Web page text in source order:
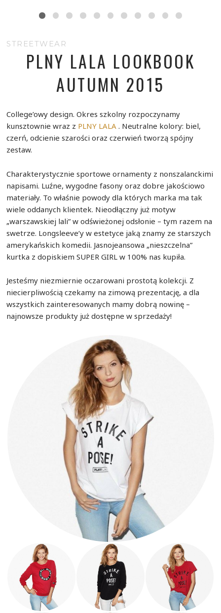
STREETWEAR
PLNY LALA LOOKBOOK
AUTUMN 2015
College’owy design. Okres szkolny rozpoczynamy
kunsztownie wraz z PLNY LALA . Neutralne kolory: biel,
czerń, odcienie szarości oraz czerwień tworzą spójny
zestaw.
Charakterystycznie sportowe ornamenty z nonszalanckimi
napisami. Luźne, wygodne fasony oraz dobre jakościowo
materiały. To właśnie powody dla których marka ma tak
wiele oddanych klientek. Nieodłączny już motyw
„warszawskiej lali” w odświeżonej odsłonie – tym razem na
swetrze. Longsleeve’y w estetyce jaką znamy ze starszych
amerykańskich komedii. Jasnojeansowa „nieszczelna”
kurtka z dopiskiem SUPER GIRL w 100% nas kupiła.
Jesteśmy niezmiernie oczarowani prostotą kolekcji. Z
niecierpliwością czekamy na zimową prezentację, a dla
wszystkich zainteresowanych mamy dobrą nowinę –
najnowsze produkty już dostępne w sprzedaży!